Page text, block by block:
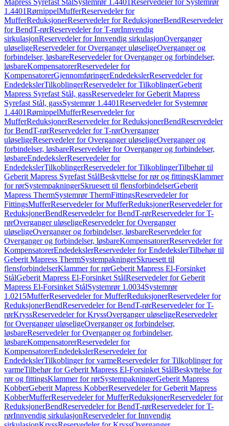
Mapress Syrefast StålSystemrør 1.4401Reservedeler for Systemrør
1.4401RørnippelMufferReservedeler for
MufferReduksjonerReservedeler for ReduksjonerBendReservedeler
for BendT-rørReservedeler for T-rørInnvendig
sirkulasjonReservedeler for Innvendig sirkulasjonOverganger
uløseligeReservedeler for Overganger uløseligeOverganger og
forbindelser, løsbareReservedeler for Overganger og forbindelser,
løsbareKompensatorerReservedeler for
KompensatorerGjennomføringerEndedekslerReservedeler for
EndedekslerTilkoblingerReservedeler for TilkoblingerGeberit
Mapress Syrefast Stål, gassReservedeler for Geberit Mapress
Syrefast Stål, gassSystemrør 1.4401Reservedeler for Systemrør
1.4401RørnippelMufferReservedeler for
MufferReduksjonerReservedeler for ReduksjonerBendReservedeler
for BendT-rørReservedeler for T-rørOverganger
uløseligeReservedeler for Overganger uløseligeOverganger og
forbindelser, løsbareReservedeler for Overganger og forbindelser,
løsbareEndedekslerReservedeler for
EndedekslerTilkoblingerReservedeler for TilkoblingerTilbehør til
Geberit Mapress Syrefast StålBeskyttelse for rør og fittingsKlammer
for rørSystempakningerSkruesett til flensforbindelserGeberit
Mapress ThermSystemrør ThermFittingsReservedeler for
FittingsMufferReservedeler for MufferReduksjonerReservedeler for
ReduksjonerBendReservedeler for BendT-rørReservedeler for T-
rørOverganger uløseligeReservedeler for Overganger
uløseligeOverganger og forbindelser, løsbareReservedeler for
Overganger og forbindelser, løsbareKompensatorerReservedeler for
KompensatorerEndedekslerReservedeler for EndedekslerTilbehør til
Geberit Mapress ThermSystempakningerSkruesett til
flensforbindelserKlammer for rørGeberit Mapress El-Forsinket
StålGeberit Mapress El-Forsinket StålReservedeler for Geberit
Mapress El-Forsinket StålSystemrør 1.0034Systemrør
1.0215MufferReservedeler for MufferReduksjonerReservedeler for
ReduksjonerBendReservedeler for BendT-rørReservedeler for T-
rørKryssReservedeler for KryssOverganger uløseligeReservedeler
for Overganger uløseligeOverganger og forbindelser,
løsbareReservedeler for Overganger og forbindelser,
løsbareKompensatorerReservedeler for
KompensatorerEndedekslerReservedeler for
EndedekslerTilkoblinger for varmeReservedeler for Tilkoblinger for
varmeTilbehør for Geberit Mapress El-Forsinket StålBeskyttelse for
rør og fittingsKlammer for rørSystempakningerGeberit Mapress
KobberGeberit Mapress KobberReservedeler for Geberit Mapress
KobberMufferReservedeler for MufferReduksjonerReservedeler for
ReduksjonerBendReservedeler for BendT-rørReservedeler for T-
rørInnvendig sirkulasjonReservedeler for Innvendig